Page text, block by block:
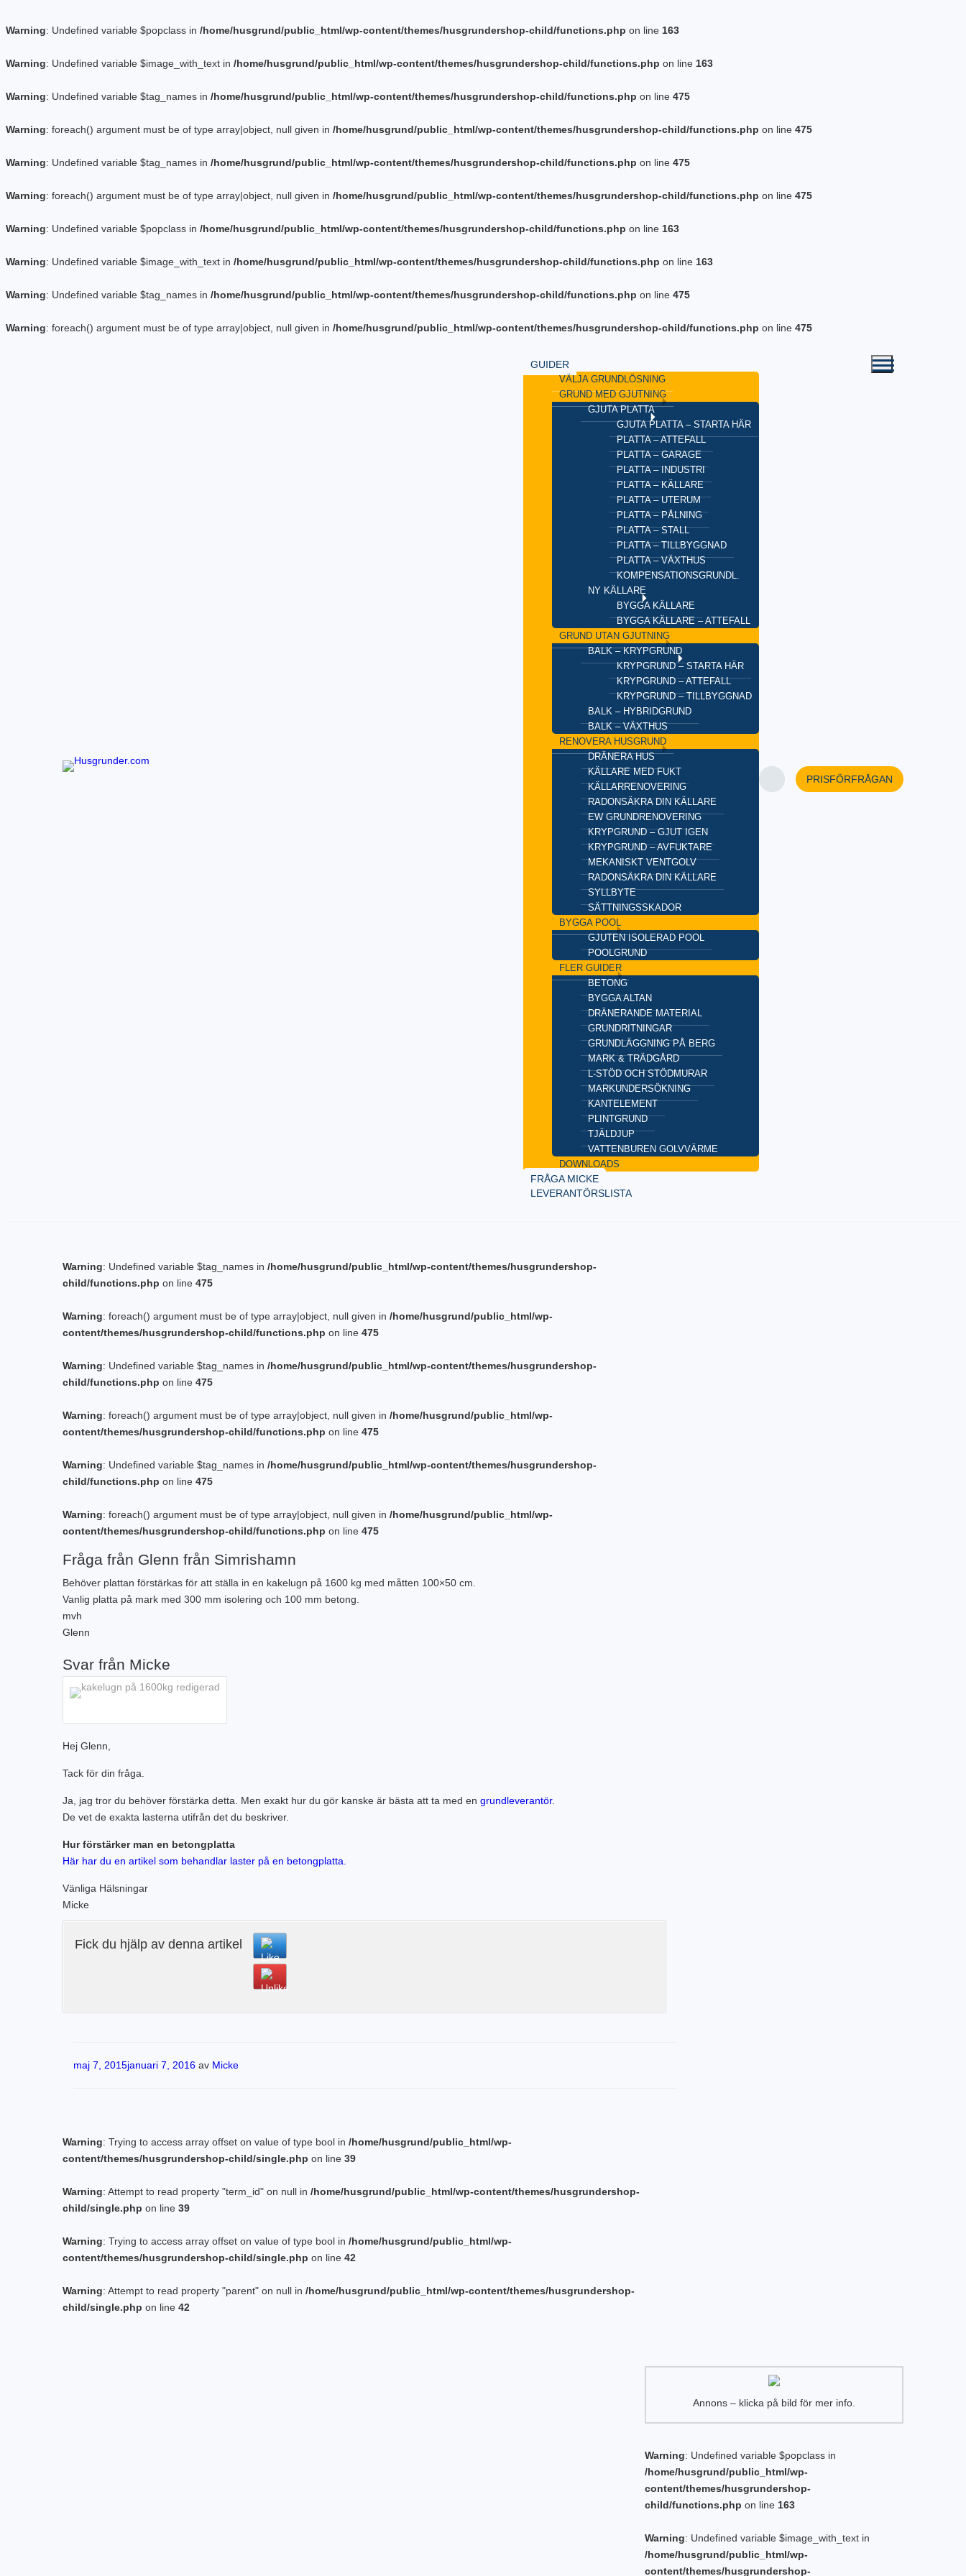
Warning: Undefined variable $popclass in /home/husgrund/public_html/wp-content/themes/husgrundershop-child/functions.php on line 163
Warning: Undefined variable $image_with_text in /home/husgrund/public_html/wp-content/themes/husgrundershop-child/functions.php on line 163
Warning: Undefined variable $tag_names in /home/husgrund/public_html/wp-content/themes/husgrundershop-child/functions.php on line 475
Warning: foreach() argument must be of type array|object, null given in /home/husgrund/public_html/wp-content/themes/husgrundershop-child/functions.php on line 475
Warning: Undefined variable $tag_names in /home/husgrund/public_html/wp-content/themes/husgrundershop-child/functions.php on line 475
Warning: foreach() argument must be of type array|object, null given in /home/husgrund/public_html/wp-content/themes/husgrundershop-child/functions.php on line 475
Warning: Undefined variable $popclass in /home/husgrund/public_html/wp-content/themes/husgrundershop-child/functions.php on line 163
Warning: Undefined variable $image_with_text in /home/husgrund/public_html/wp-content/themes/husgrundershop-child/functions.php on line 163
Warning: Undefined variable $tag_names in /home/husgrund/public_html/wp-content/themes/husgrundershop-child/functions.php on line 475
Warning: foreach() argument must be of type array|object, null given in /home/husgrund/public_html/wp-content/themes/husgrundershop-child/functions.php on line 475
GUIDER
VÄLJA GRUNDLÖSNING
GRUND MED GJUTNING
GJUTA PLATTA
GJUTA PLATTA – STARTA HÄR
PLATTA – ATTEFALL
PLATTA – GARAGE
PLATTA – INDUSTRI
PLATTA – KÄLLARE
PLATTA – UTERUM
PLATTA – PÅLNING
PLATTA – STALL
PLATTA – TILLBYGGNAD
PLATTA – VÄXTHUS
KOMPENSATIONSGRUNDL.
NY KÄLLARE
BYGGA KÄLLARE
BYGGA KÄLLARE – ATTEFALL
GRUND UTAN GJUTNING
BALK – KRYPGRUND
KRYPGRUND – STARTA HÄR
KRYPGRUND – ATTEFALL
KRYPGRUND – TILLBYGGNAD
BALK – HYBRIDGRUND
BALK – VÄXTHUS
RENOVERA HUSGRUND
DRÄNERA HUS
KÄLLARE MED FUKT
KÄLLARRENOVERING
RADONSÄKRA DIN KÄLLARE
EW GRUNDRENOVERING
KRYPGRUND – GJUT IGEN
KRYPGRUND – AVFUKTARE
MEKANISKT VENTGOLV
RADONSÄKRA DIN KÄLLARE
SYLLBYTE
SÄTTNINGSSKADOR
BYGGA POOL
GJUTEN ISOLERAD POOL
POOLGRUND
FLER GUIDER
BETONG
BYGGA ALTAN
DRÄNERANDE MATERIAL
GRUNDRITNINGAR
GRUNDLÄGGNING PÅ BERG
MARK & TRÄDGÅRD
L-STÖD OCH STÖDMURAR
MARKUNDERSÖKNING
KANTELEMENT
PLINTGRUND
TJÄLDJUP
VATTENBUREN GOLVVÄRME
DOWNLOADS
FRÅGA MICKE
LEVERANTÖRSLISTA
PRISFÖRFRÅGAN
Warning: Undefined variable $tag_names in /home/husgrund/public_html/wp-content/themes/husgrundershop-
child/functions.php on line 475
Warning: foreach() argument must be of type array|object, null given in /home/husgrund/public_html/wp-
content/themes/husgrundershop-child/functions.php on line 475
Warning: Undefined variable $tag_names in /home/husgrund/public_html/wp-content/themes/husgrundershop-
child/functions.php on line 475
Warning: foreach() argument must be of type array|object, null given in /home/husgrund/public_html/wp-
content/themes/husgrundershop-child/functions.php on line 475
Warning: Undefined variable $tag_names in /home/husgrund/public_html/wp-content/themes/husgrundershop-
child/functions.php on line 475
Warning: foreach() argument must be of type array|object, null given in /home/husgrund/public_html/wp-
content/themes/husgrundershop-child/functions.php on line 475
Fråga från Glenn från Simrishamn
Behöver plattan förstärkas för att ställa in en kakelugn på 1600 kg med måtten 100×50 cm.
Vanlig platta på mark med 300 mm isolering och 100 mm betong.
mvh
Glenn
Svar från Micke
Hej Glenn,
Tack för din fråga.
Ja, jag tror du behöver förstärka detta. Men exakt hur du gör kanske är bästa att ta med en grundleverantör.
De vet de exakta lasterna utifrån det du beskriver.
Hur förstärker man en betongplatta
Här har du en artikel som behandlar laster på en betongplatta.
Vänliga Hälsningar
Micke
Fick du hjälp av denna artikel
Publicerat
maj 7, 2015januari 7, 2016 av Micke
Warning: Trying to access array offset on value of type bool in /home/husgrund/public_html/wp-
content/themes/husgrundershop-child/single.php on line 39
Warning: Attempt to read property "term_id" on null in /home/husgrund/public_html/wp-content/themes/husgrundershop-
child/single.php on line 39
Warning: Trying to access array offset on value of type bool in /home/husgrund/public_html/wp-
content/themes/husgrundershop-child/single.php on line 42
Warning: Attempt to read property "parent" on null in /home/husgrund/public_html/wp-content/themes/husgrundershop-
child/single.php on line 42
Annons – klicka på bild för mer info.
Warning: Undefined variable $popclass in
/home/husgrund/public_html/wp-
content/themes/husgrundershop-
child/functions.php on line 163
Warning: Undefined variable $image_with_text in
/home/husgrund/public_html/wp-
content/themes/husgrundershop-